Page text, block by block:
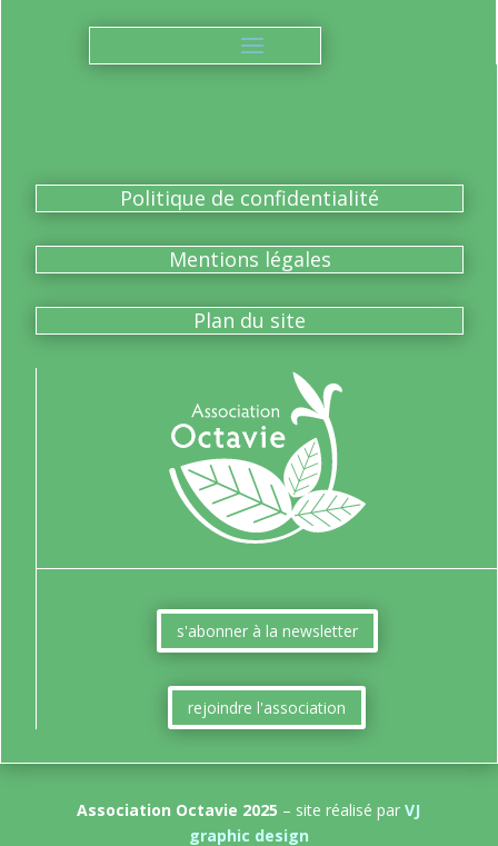
Politique de confidentialité
Mentions légales
Plan du site
s'abonner à la newsletter
rejoindre l'association
Association Octavie 2025 – site réalisé parVJ
graphic design